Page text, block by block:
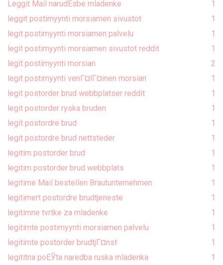
Leggit Mail narudЕѕbe mladenke
1
leggit postimyynti morsiamen sivustot
1
legit postimyynti morsiamen palvelu
1
legit postimyynti morsiamen sivustot reddit
1
legit postimyynti morsian
2
legit postimyynti venГ¤lГ¤inen morsian
1
legit postorder brud webbplatser reddit
1
legit postorder ryska bruden
1
legit postordre brud
1
legit postordre brud nettsteder
1
legitim postorder brud
1
legitim postorder brud webbplats
1
legitime Mail bestellen Brautunternehmen
1
legitimert postordre brudtjeneste
1
legitimne tvrtke za mladenke
1
legitimte postimyynti morsiamen palvelu
1
legitimte postorder brudtjГ¤nst
1
legititna poЕЎta naredba ruska mladenka
1